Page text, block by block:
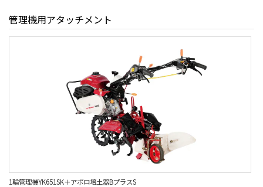
管理機用アタッチメント
1輪管理機YK651SK＋アポロ培土器BプラスS